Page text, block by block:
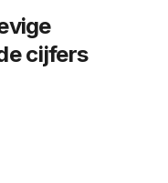
cijfers